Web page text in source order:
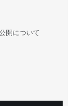
開について